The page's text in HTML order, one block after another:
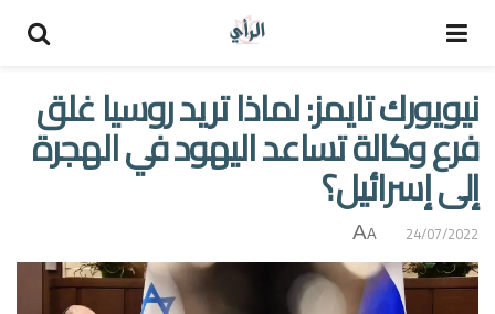
نيويورك تايمز: لماذا تريد روسيا غلق
فرع وكالة تساعد اليهود في الهجرة
إلى إسرائيل؟
24/07/2022
A
A